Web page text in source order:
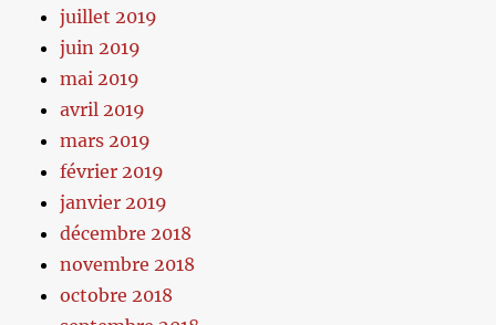
juillet 2019
juin 2019
mai 2019
avril 2019
mars 2019
février 2019
janvier 2019
décembre 2018
novembre 2018
octobre 2018